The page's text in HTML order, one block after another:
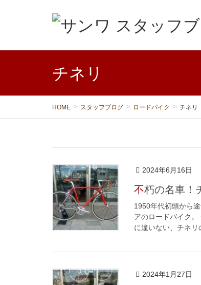
チネリ
HOME スタッフブログ ロードバイク チネリ
2024年6月16日
不朽の名車
1950年代初頭から
アのロードバイク
に違いない、チネ
2024年1月27日